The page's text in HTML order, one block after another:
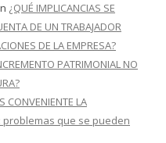
¿QUÉ IMPLICANCIAS SE
DE UN TRABAJADOR
DE LA EMPRESA?
PATRIMONIAL NO
CONVENIENTE LA
problemas que se pueden